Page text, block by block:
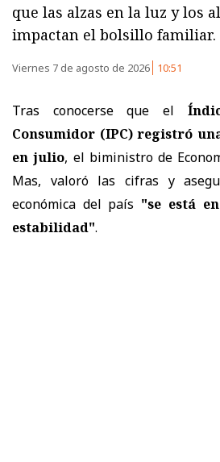
que las alzas en la luz y los
impactan el bolsillo familiar.
Viernes 7 de agosto de 2026 10:51
Tras conocerse que el
Consumidor (IPC) registró
en julio, el biministro de
Mas, valoró las cifras y
económica del país "se está
estabilidad".